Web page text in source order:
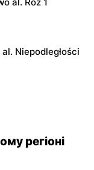
al. Niepodległości
Wawerska 10
Stefana
регіоні